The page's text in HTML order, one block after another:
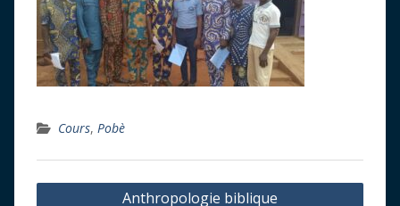
Cours, Pobè
Navigation
Anthropologie biblique